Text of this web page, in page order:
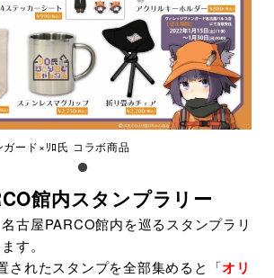
ード×ﾘﾛ氏 コラボ商品
館内スタンプラリー
古屋PARCO館内を巡るスタンプラリ
す。
されたスタンプを全部集めると「オリ